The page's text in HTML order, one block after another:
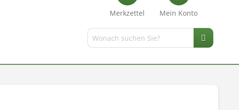
Merkzettel Mein Konto